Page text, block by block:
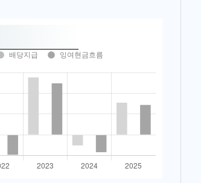
배당지급 잉여현금흐름